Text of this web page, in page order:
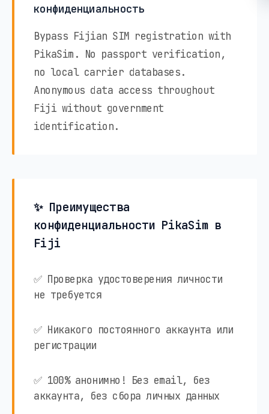
конфиденциальность
Bypass Fijian SIM registration with
PikaSim. No passport verification,
no local carrier databases.
Anonymous data access throughout
Fiji without government
identification.
✨ Преимущества
конфиденциальности PikaSim в
Fiji
✅ Проверка удостоверения личности
не требуется
✅ Никакого постоянного аккаунта или
регистрации
✅ 100% анонимно! Без email, без
аккаунта, без сбора личных данных